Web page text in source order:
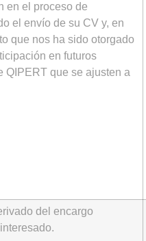
en el proceso de
el envío de su CV y, en
que nos ha sido otorgado
en futuros
QIPERT que se ajusten a
del encargo